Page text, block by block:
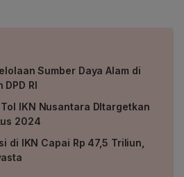
Sumber Daya Alam di
RI
IKN Nusantara DItargetkan
2024
di IKN Capai Rp 47,5 Triliun,